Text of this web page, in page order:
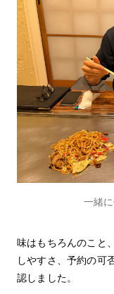
一緒
味はもちろんのこと
しやすさ、予約の可
認しました。